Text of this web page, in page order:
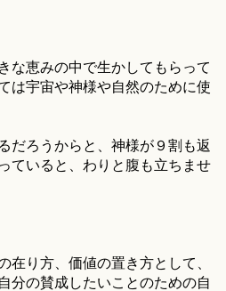
な恵みの中で生かしてもらって
は宇宙や神様や自然のために使
だろうからと、神様が９割も返
ていると、わりと腹も立ちませ
在り方、価値の置き方として、
分の賛成したいことのための自